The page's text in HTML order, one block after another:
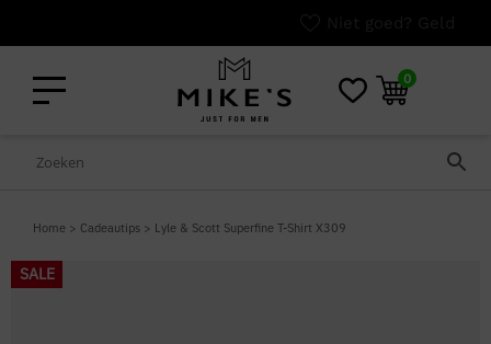
0
Home > Cadeautips > Lyle & Scott Superfine T-Shirt X309
SALE